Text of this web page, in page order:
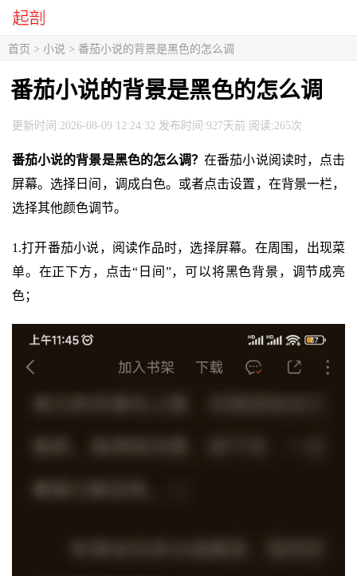
首页 > 小说 > 番茄小说的背景是黑色的怎么调
番茄小说的背景是黑色的怎么调
更新时间:2026-08-09 12:24:32 发布时间:927天前 阅读:265次
番茄小说的背景是黑色的怎么调？在番茄小说阅读时，点击
屏幕。选择日间，调成白色。或者点击设置，在背景一栏，
选择其他颜色调节。
1.打开番茄小说，阅读作品时，选择屏幕。在周围，出现菜
单。在正下方，点击“日间”，可以将黑色背景，调节成亮
色；